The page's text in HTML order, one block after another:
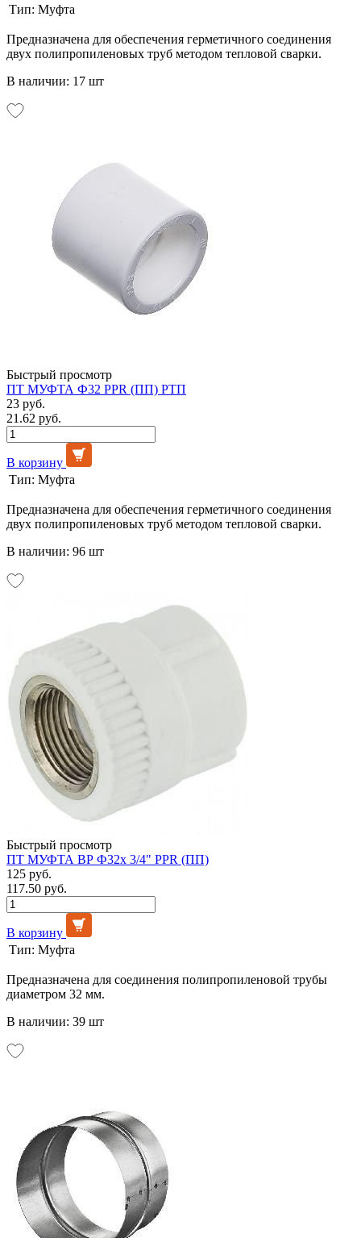
Тип: Муфта
Предназначена для обеспечения герметичного соединения
двух полипропиленовых труб методом тепловой сварки.
В наличии: 17 шт
Быстрый просмотр
ПТ МУФТА Ф32 PPR (ПП) РТП
23 руб.
21.62 руб.
В корзину
Тип: Муфта
Предназначена для обеспечения герметичного соединения
двух полипропиленовых труб методом тепловой сварки.
В наличии: 96 шт
Быстрый просмотр
ПТ МУФТА ВР Ф32х 3/4" PPR (ПП)
125 руб.
117.50 руб.
В корзину
Тип: Муфта
Предназначена для соединения полипропиленовой трубы
диаметром 32 мм.
В наличии: 39 шт